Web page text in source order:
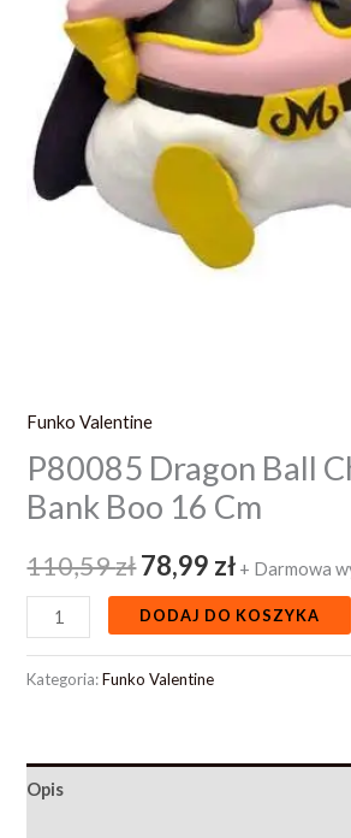
Funko Valentine
P80085 Dragon Ball
Bank Boo 16 Cm
110,59zł78,99 zł + Darmowa
DODAJ DO KOSZYKA
Kategoria:Funko Valentine
Opis